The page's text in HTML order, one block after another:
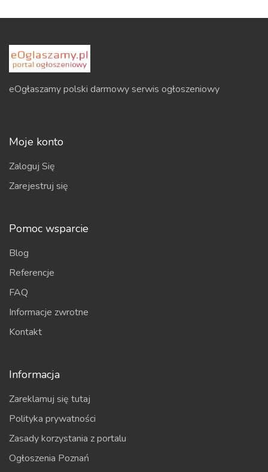
eOgłaszamy polski darmowy serwis ogłoszeniowy
Moje konto
Zaloguj Się
Zarejestruj się
Pomoc wsparcie
Blog
Referencje
FAQ
Informacje zwrotne
Kontakt
Informacja
Zareklamuj się tutaj
Polityka prywatności
Zasady korzystania z portalu
Ogłoszenia Poznań